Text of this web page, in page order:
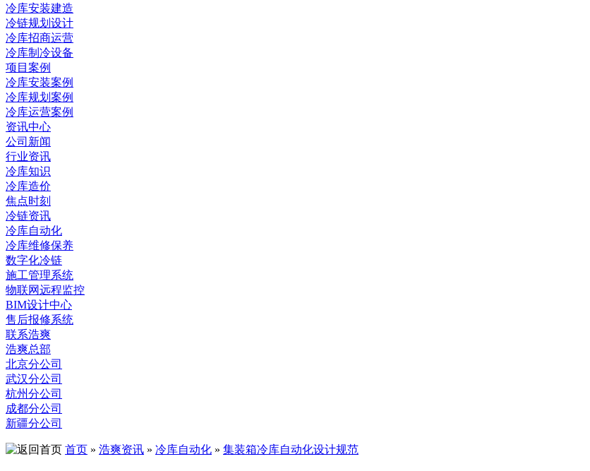
冷库安装建造
冷链规划设计
冷库招商运营
冷库制冷设备
项目案例
冷库安装案例
冷库规划案例
冷库运营案例
资讯中心
公司新闻
行业资讯
冷库知识
冷库造价
焦点时刻
冷链资讯
冷库自动化
冷库维修保养
数字化冷链
施工管理系统
物联网远程监控
BIM设计中心
售后报修系统
联系浩爽
浩爽总部
北京分公司
武汉分公司
杭州分公司
成都分公司
新疆分公司
首页 » 浩爽资讯 » 冷库自动化 » 集装箱冷库自动化设计规范